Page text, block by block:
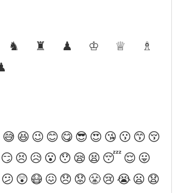
♞ ♜ ♟ ♔ ♕ ♗